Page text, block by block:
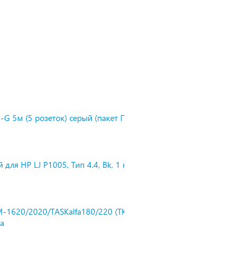
5м (5 розеток) серый (пакет П
HP LJ P1005, Тип 4.4, Bk, 1 к
1620/2020/TASKalfa180/220 (TK-